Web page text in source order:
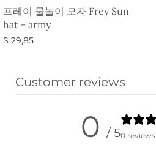
프레이 물놀이 모자 Frey Sun
hat – army
$ 29,85
Customer reviews
0 / 50 reviews